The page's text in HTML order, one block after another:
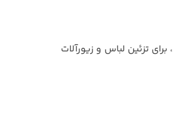
تزئین لباس و زیورآلات